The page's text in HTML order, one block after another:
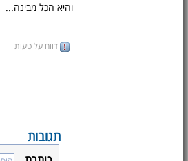
והיא הכל מבינה...
דווח על טעות
תגובות